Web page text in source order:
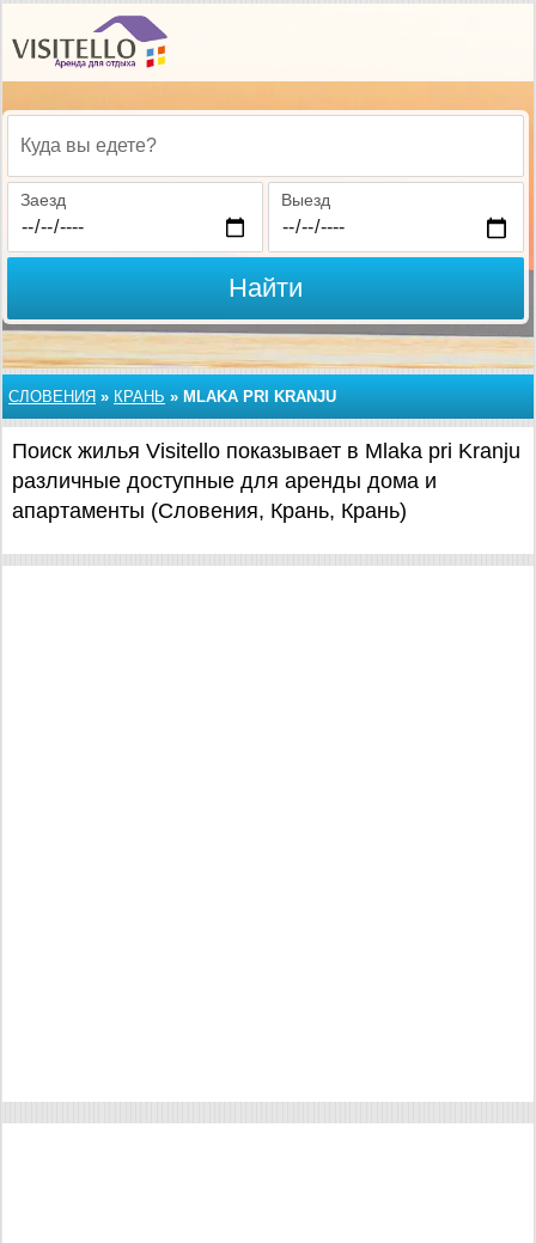
Куда вы едете?
Заезд Выезд
Найти
СЛОВЕНИЯ » КРАНЬ » MLAKA PRI KRANJU
Поиск жилья Visitello показывает в Mlaka pri Kranju
различные доступные для аренды дома и
апартаменты (Словения, Крань, Крань)